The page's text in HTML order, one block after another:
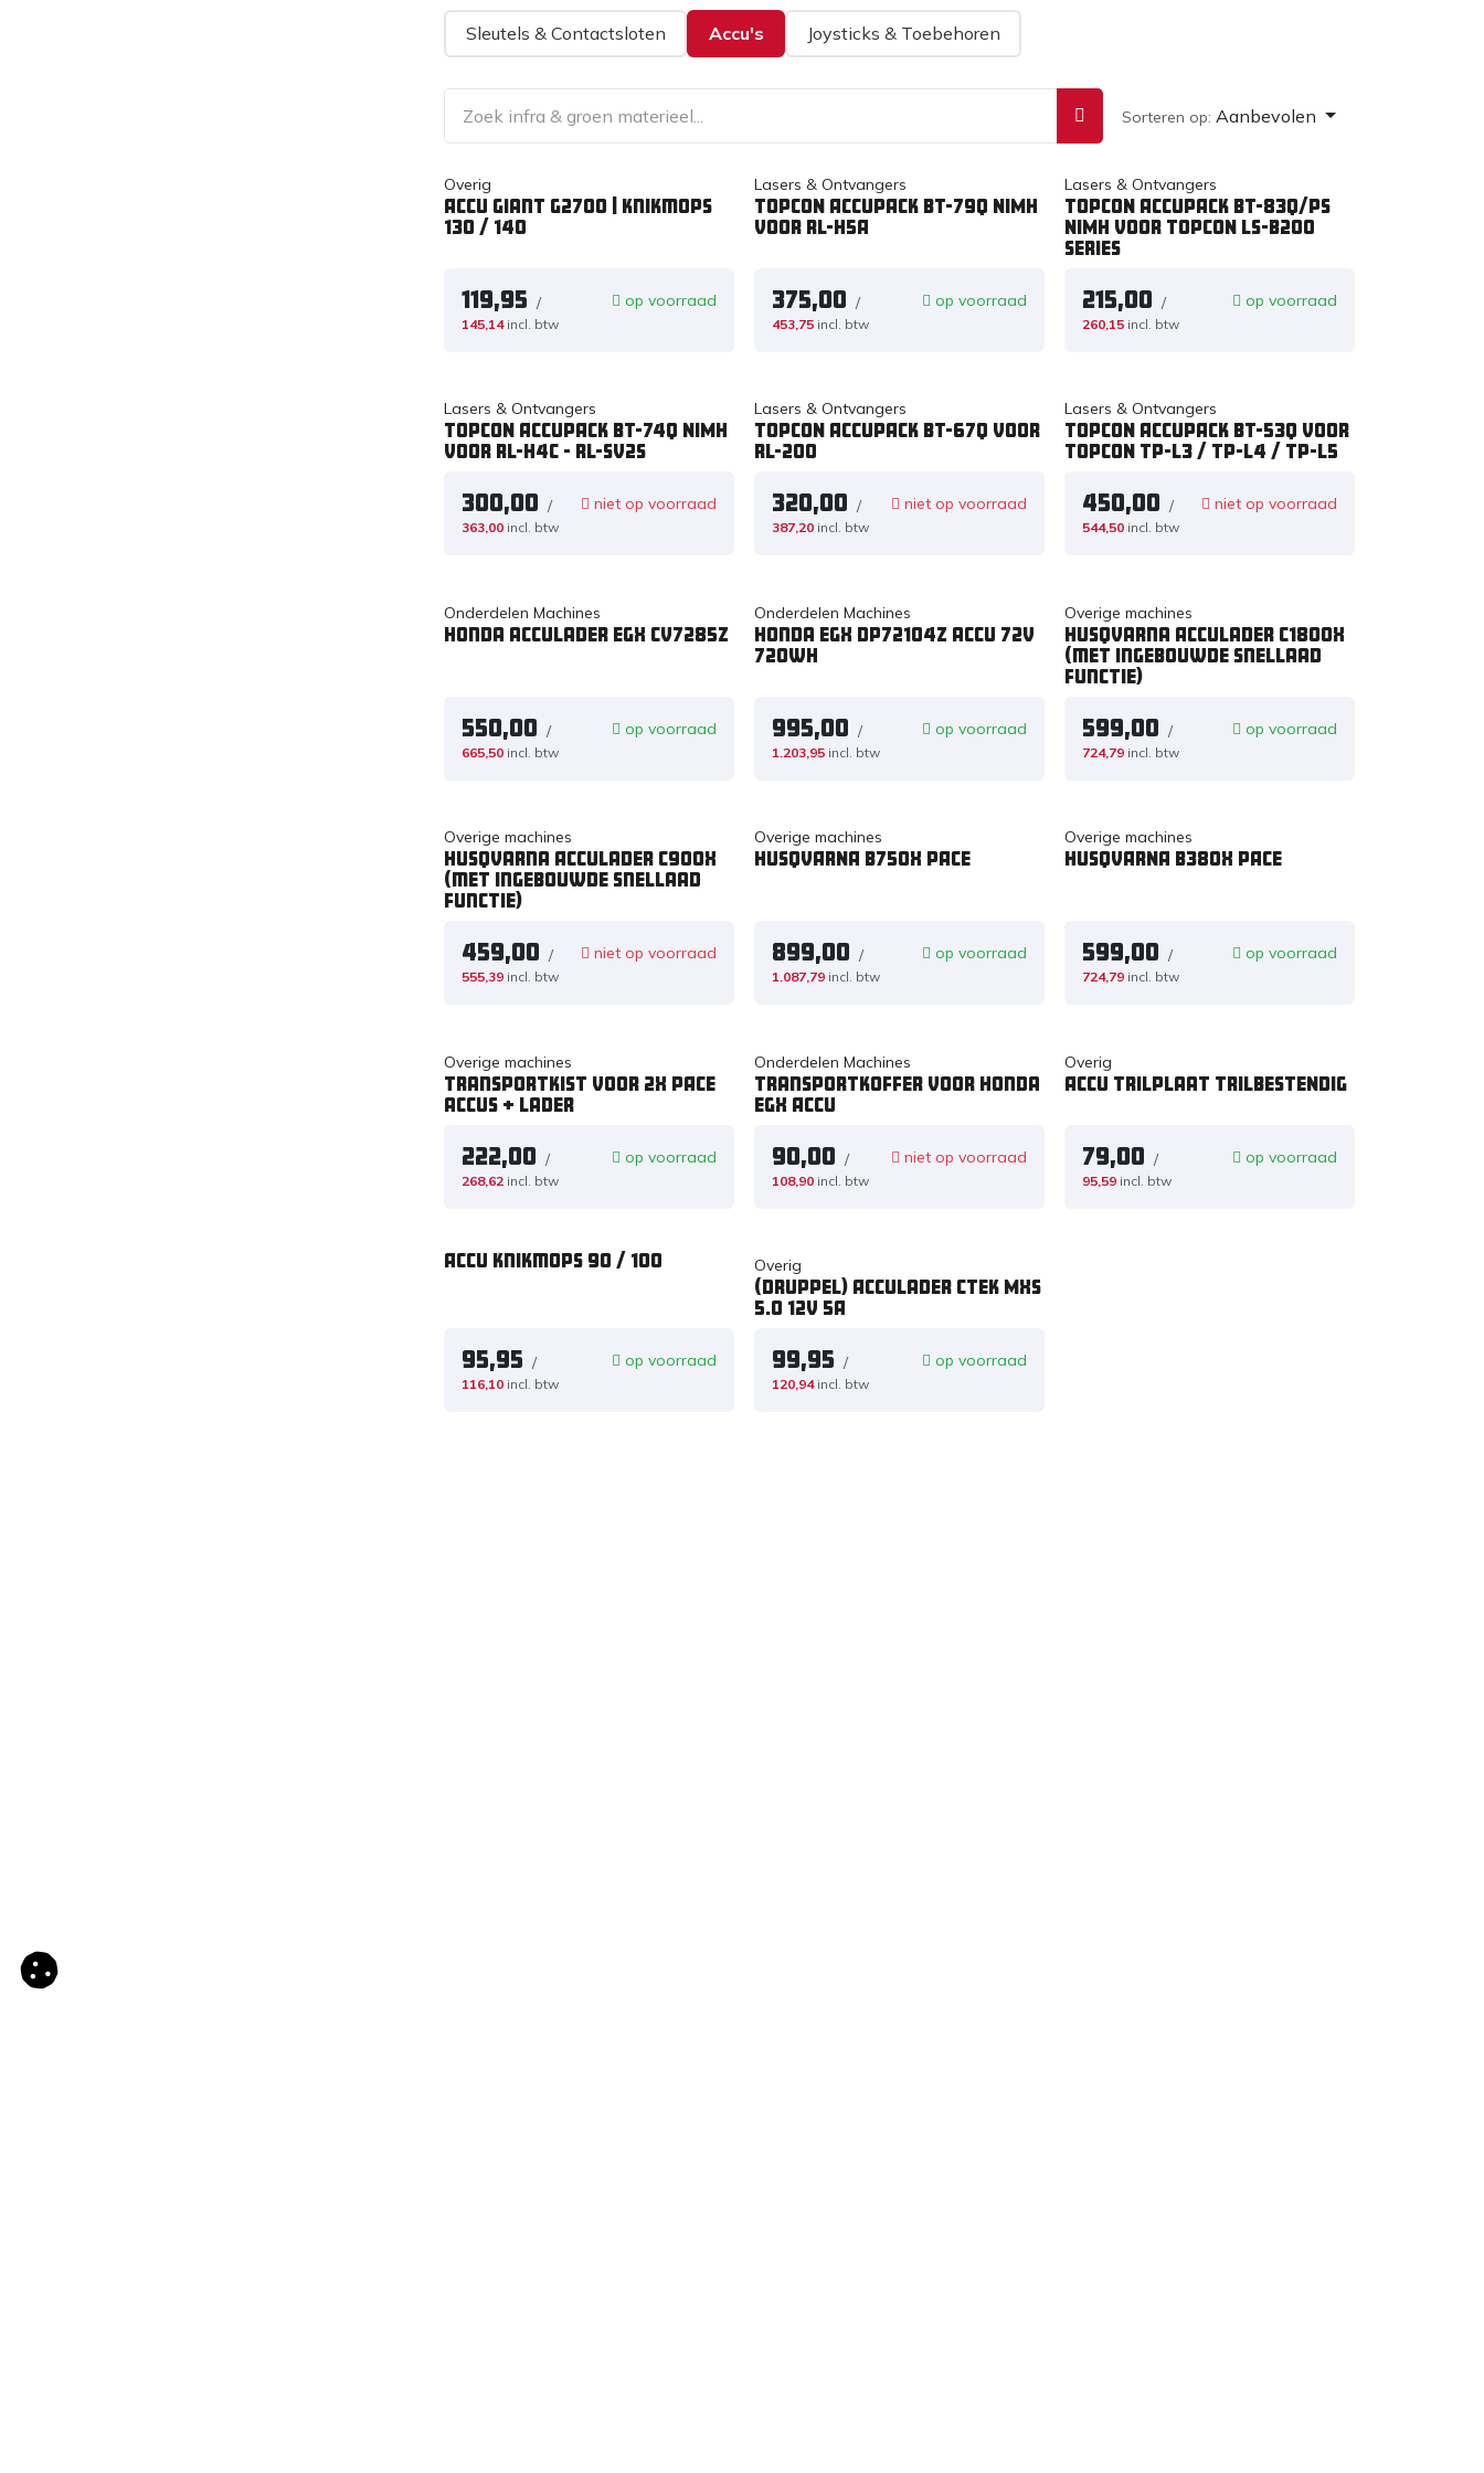
Sleutels & Contactsloten Accu's Joysticks & Toebehoren
Sorteren op: Aanbevolen
Overig
Accu Giant G2700 | Knikmops
130 / 140
119,95 /
145,14 incl. btw
op voorraad
Lasers & Ontvangers
TOPCON ACCUPACK BT-79Q NiMH
VOOR RL-H5A
375,00 /
453,75 incl. btw
op voorraad
Lasers & Ontvangers
TOPCON ACCUPACK BT-83Q/PS
NiMH VOOR TOPCON LS-B200
Series
215,00 /
260,15 incl. btw
op voorraad
Lasers & Ontvangers
TOPCON ACCUPACK BT-74Q NiMH
VOOR RL-H4C - RL-SV2S
300,00 /
363,00 incl. btw
niet op voorraad
Lasers & Ontvangers
TOPCON ACCUPACK BT-67Q VOOR
RL-200
320,00 /
387,20 incl. btw
niet op voorraad
Lasers & Ontvangers
TOPCON ACCUPACK BT-53Q VOOR
TOPCON TP-L3 / TP-L4 / TP-L5
450,00 /
544,50 incl. btw
niet op voorraad
Onderdelen Machines
Honda acculader eGX CV7285Z
550,00 /
665,50 incl. btw
op voorraad
Onderdelen Machines
Honda eGX DP72104Z accu 72v
720Wh
995,00 /
1.203,95 incl. btw
op voorraad
Overige machines
Husqvarna Acculader C1800X
(met ingebouwde snellaad
functie)
599,00 /
724,79 incl. btw
op voorraad
Overige machines
Husqvarna Acculader C900X
(met ingebouwde snellaad
functie)
459,00 /
555,39 incl. btw
niet op voorraad
Overige machines
HUSQVARNA B750X PACE
899,00 /
1.087,79 incl. btw
op voorraad
Overige machines
HUSQVARNA B380X PACE
599,00 /
724,79 incl. btw
op voorraad
Overige machines
Transportkist voor 2x PACE
accus + lader
222,00 /
268,62 incl. btw
op voorraad
Onderdelen Machines
Transportkoffer voor Honda
eGX Accu
90,00 /
108,90 incl. btw
niet op voorraad
Overig
Accu trilplaat TRILBESTENDIG
79,00 /
95,59 incl. btw
op voorraad
Accu knikmops 90 / 100
95,95 /
116,10 incl. btw
op voorraad
Overig
(Druppel) Acculader CTEK MXS
5.0 12V 5A
99,95 /
120,94 incl. btw
op voorraad